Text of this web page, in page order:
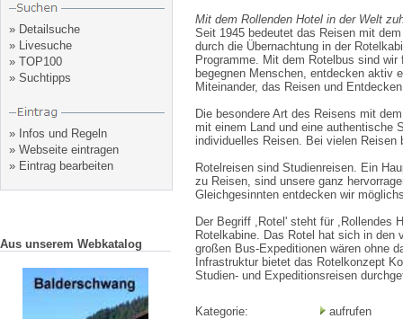
» Detailsuche
» Livesuche
» TOP100
» Suchtipps
» Infos und Regeln
» Webseite eintragen
» Eintrag bearbeiten
Aus unserem Webkatalog
Mit dem Rollenden Hotel in der Welt
Seit 1945 bedeutet das Reisen mit
durch die Übernachtung in der
Programme. Mit dem Rotelbus sind
begegnen Menschen, entdecken aktiv
Miteinander, das Reisen und
Die besondere Art des Reisens mit
mit einem Land und eine authentische
individuelles Reisen. Bei vielen
Rotelreisen sind Studienreisen. Ein
zu Reisen, sind unsere ganz
Gleichgesinnten entdecken wir
Der Begriff ,Rotel' steht für ,Rollendes
Rotelkabine. Das Rotel hat sich in den
großen Bus-Expeditionen wären ohne
Infrastruktur bietet das Rotelkonzept
Studien- und Expeditionsreisen
Kategorie:
aufrufen